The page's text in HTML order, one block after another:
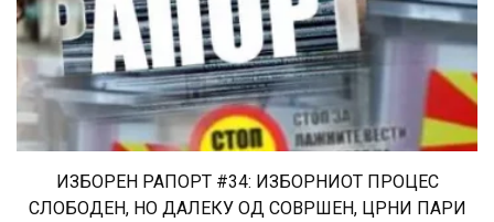
ИЗБОРЕН РАПОРТ #34: ИЗБОРНИОТ ПРОЦЕС
СЛОБОДЕН, НО ДАЛЕКУ ОД СОВРШЕН, ЦРНИ ПАРИ